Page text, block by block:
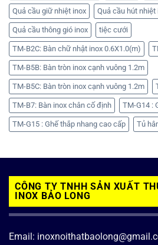
Quả cầu giữ nhiệt inox Quả cầu hút nhiệt
Quả cầu thông gió inox tiệc cưới
TM-B2C: Bàn chữ nhật inox 0.6X1.0(m)
TM-B5B: Bàn tròn inox cạnh vuông 1.2m
TM-B5C: Bàn tròn inox cạnh vuông 1.2m
TM-B7: Bàn inox chân cố định TM-G14 :
TM-G15 : Ghế thắp nhang cao cấp Tủ
CÔNG TY TNHH SẢN XUẤT
INOX BẢO LONG
Email: